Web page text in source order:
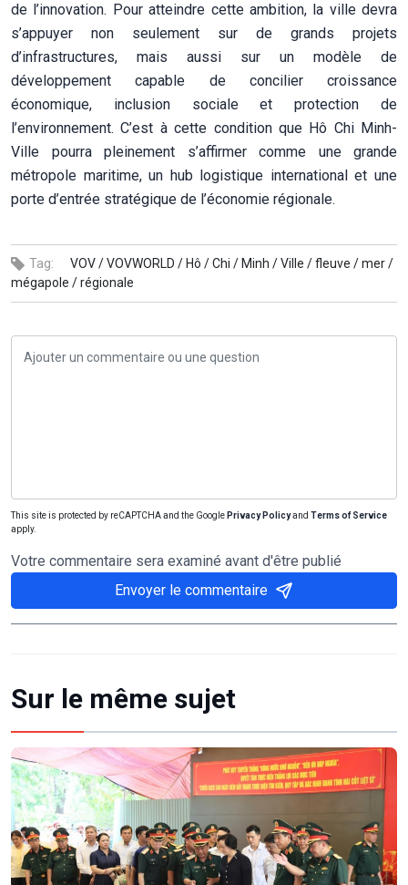
de l’innovation. Pour atteindre cette ambition, la ville devra
s’appuyer non seulement sur de grands projets
d’infrastructures, mais aussi sur un modèle de
développement capable de concilier croissance
économique, inclusion sociale et protection de
l’environnement. C’est à cette condition que Hô Chi Minh-
Ville pourra pleinement s’affirmer comme une grande
métropole maritime, un hub logistique international et une
porte d’entrée stratégique de l’économie régionale.
Tag: VOV /VOVWORLD / Hô /Chi / Minh /Ville /fleuve /mer /
mégapole /régionale
This site is protected by reCAPTCHA and the Google Privacy Policyand Terms of Service
apply.
Votre commentaire sera examiné avant d'être publié
Envoyer le commentaire
Sur le même sujet